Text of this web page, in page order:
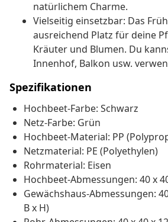
natürlichem Charme.
Vielseitig einsetzbar: Das
ausreichend Platz für deine
Kräuter und Blumen. Du
Innenhof, Balkon usw.
Spezifikationen
Hochbeet-Farbe: Schwarz
Netz-Farbe: Grün
Hochbeet-Material: PP
Netzmaterial: PE (Polyethylen)
Rohrmaterial: Eisen
Hochbeet-Abmessungen: 40 x
Gewächshaus-Abmessungen:
B x H)